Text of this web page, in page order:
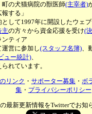
の犬猫病院の獣医師(主宰者)
する」
して1997年に開設したウェ
主の方々から資金応援を受け(
ンティア
運営に参加し(スタッフ名簿)、
ュー統計)、
れています。
リンク ・サポーター募集 ・ボ
集・ プライバシーポリシー
最新更新情報をTwitterでお知